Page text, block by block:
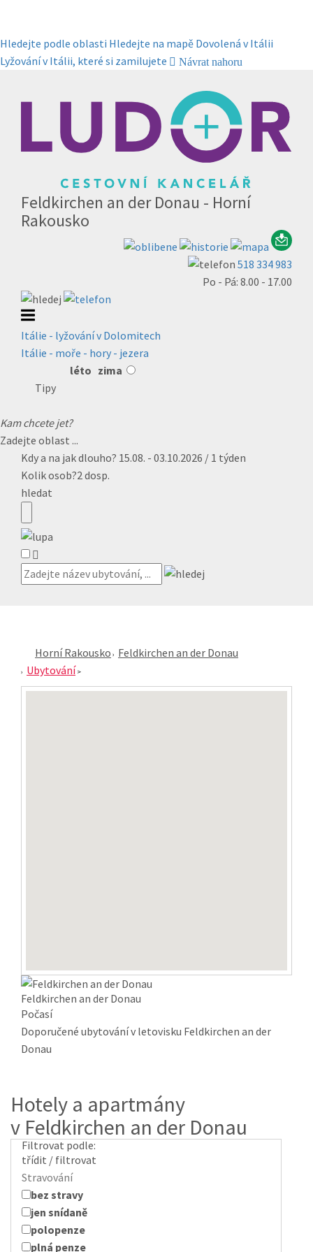
Hledejte podle oblasti Hledejte na mapě Dovolená v Itálii
Lyžování v Itálii, které si zamilujete
Návrat nahoru
Feldkirchen an der Donau - Horní
Rakousko
518 334 983
Po - Pá: 8.00 - 17.00
Itálie - lyžování v Dolomitech
Itálie - moře - hory - jezera
léto zima
Tipy
Kam chcete jet?
Zadejte oblast ...
Kdy a na jak dlouho? 15.08. - 03.10.2026 / 1 týden
Kolik osob?2 dosp.
hledat
Horní Rakousko Feldkirchen an der Donau
Ubytování
Feldkirchen an der Donau
Počasí
Doporučené ubytování v letovisku Feldkirchen an der
Donau
Hotely a apartmány
v Feldkirchen an der Donau
Filtrovat podle:
třídit / filtrovat
Stravování
bez stravy
jen snídaně
polopenze
plná penze